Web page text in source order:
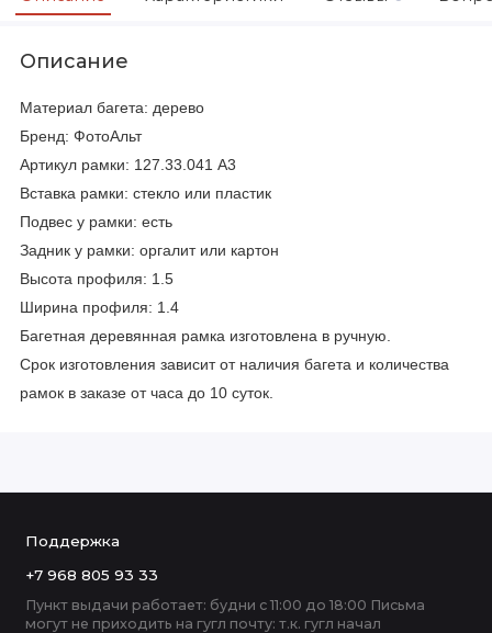
Описание
Материал багета: дерево
Бренд: ФотоАльт
Артикул рамки: 127.33.041 А3
Вставка рамки: стекло или пластик
Подвес у рамки: есть
Задник у рамки: оргалит или картон
Высота профиля: 1.5
Ширина профиля: 1.4
Багетная деревянная рамка изготовлена в ручную.
Срок изготовления зависит от наличия багета и количества
рамок в заказе от часа до 10 суток.
Поддержка
+7 968 805 93 33
Пункт выдачи работает: будни с 11:00 до 18:00 Письма
могут не приходить на гугл почту: т.к. гугл начал